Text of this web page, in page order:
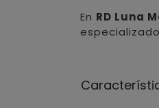
En RD Luna